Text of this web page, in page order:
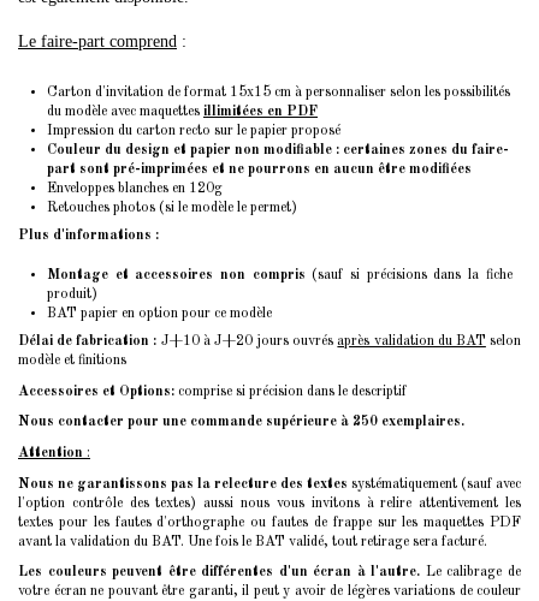
Le faire-part comprend :
Carton d'invitation de format 15x15 cm à personnaliser selon les possibilités
du modèle avec maquettes illimitées en PDF
Impression du carton recto sur le papier proposé
Couleur du design et papier non modifiable : certaines zones du faire-
part sont pré-imprimées et ne pourrons en aucun être modifiées
Enveloppes blanches en 120g
Retouches photos (si le modèle le permet)
Plus d'informations :
Montage et accessoires non compris (sauf si précisions dans la fiche
produit)
BAT papier en option pour ce modèle
Délai de fabrication : J+10 à J+20 jours ouvrés après validation du BAT selon
modèle et finitions
Accessoires et Options: comprise si précision dans le descriptif
Nous contacter pour une commande supérieure à 250 exemplaires.
Attention :
Nous ne garantissons pas la relecture des textes systématiquement (sauf avec
l'option contrôle des textes) aussi nous vous invitons à relire attentivement les
textes pour les fautes d'orthographe ou fautes de frappe sur les maquettes PDF
avant la validation du BAT. Une fois le BAT validé, tout retirage sera facturé.
Les couleurs peuvent être différentes d'un écran à l'autre. Le calibrage de
votre écran ne pouvant être garanti, il peut y avoir de légères variations de couleur